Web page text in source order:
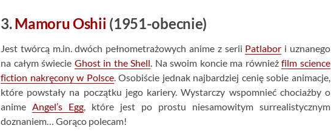
3.Mamoru Oshii (1951-obecnie)
Jest twórcą m.in. dwóch pełnometrażowych anime z serii Patlabor i uznanego
na całym świecie Ghost in the Shell. Na swoim koncie ma równieżfilm science
fiction nakręcony w Polsce. Osobiście jednak najbardziej cenię sobie animacje,
które powstały na początku jego kariery. Wystarczy wspomnieć chociażby o
anime Angel’s Egg, które jest po prostu niesamowitym surrealistycznym
doznaniem… Gorąco polecam!